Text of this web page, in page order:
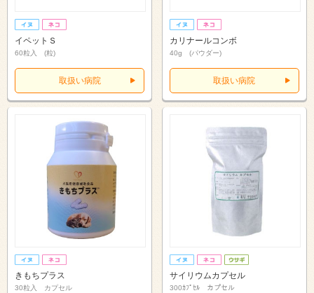
イペットＳ
60粒入 (粒)
取扱い病院
カリナールコンボ
40g (パウダー)
取扱い病院
きもちプラス
30粒入 カプセル
サイリウムカプセル
300ｶﾌﾟｾﾙ カプセル